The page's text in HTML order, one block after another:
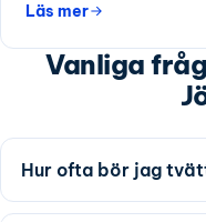
Läs mer
Vanliga
Hur ofta bör jag